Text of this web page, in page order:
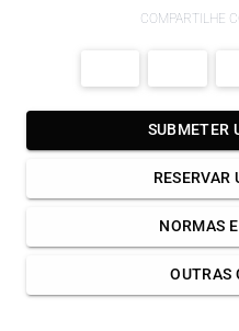
COMPARTILHE
SUBMETER
RESERVAR
NORMAS
OUTRAS